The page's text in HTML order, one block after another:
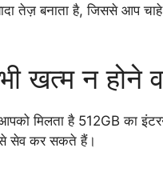
तेज़ बनाता है, जिससे आप
खत्म न होने
मिलता है 512GB का
से सेव कर सकते हैं।